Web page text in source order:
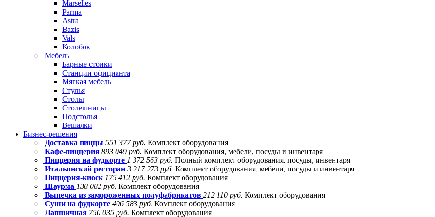
Marselles
Parma
Astra
Bazis
Vals
Колобок
Мебель
Барные стойки
Станции официанта
Мягкая мебель
Стулья
Столы
Столешницы
Подстолья
Вешалки
Бизнес-решения
Доставка пиццы 551 377 руб. Комплект оборудования
Кафе-пиццерия 893 049 руб. Комплект оборудования, мебели, посуды и инвентаря
Пиццерия на фудкорте 1 372 563 руб. Полный комплект оборудования, посуды, инвентаря
Итальянский ресторан 3 217 273 руб. Комплект оборудования, мебели, посуды и инвентаря
Пиццерия-киоск 175 412 руб. Комплект оборудования
Шаурма 138 082 руб. Комплект оборудования
Выпечка из замороженных полуфабрикатов 212 110 руб. Комплект оборудования
Суши на фудкорте 406 583 руб. Комплект оборудования
Лапшичная 750 035 руб. Комплект оборудования